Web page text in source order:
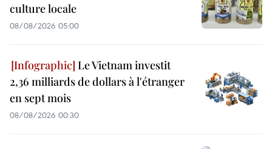
culture locale
08/08/2026 05:00
Le Vietnam investit
2,36 milliards de dollars à l'étranger
en sept mois
08/08/2026 00:30